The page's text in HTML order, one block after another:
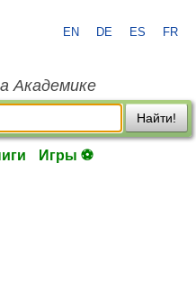
EN DE ES FR
Академике
Найти!
Игры ⚽